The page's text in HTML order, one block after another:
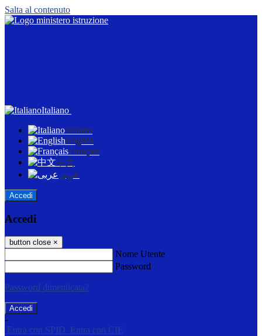
Salta al contenuto
Italiano
Italiano
English
Français
中文
عربى
Accedi
Accedi
button close ×
Nome Utente
Password
Password dimenticata?
-
Entra con SPID
Entra con CIE